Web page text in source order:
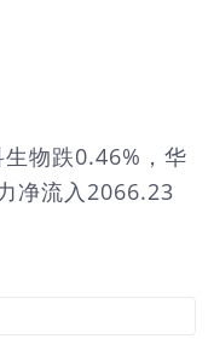
物跌0.46%，华
净流入2066.23